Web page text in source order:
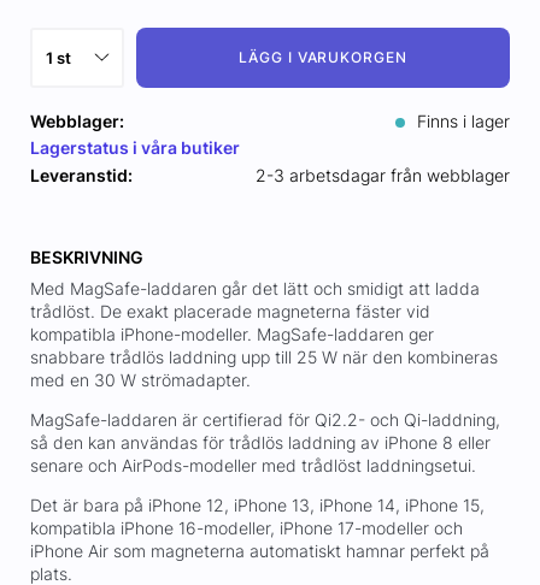
LÄGG I VARUKORGEN
Webblager:
Finns i lager
Lagerstatus i våra butiker
Leveranstid:
2-3 arbetsdagar från webblager
BESKRIVNING
Med MagSafe-laddaren går det lätt och smidigt att ladda
trådlöst. De exakt placerade magneterna fäster vid
kompatibla iPhone-modeller. MagSafe-laddaren ger
snabbare trådlös laddning upp till 25 W när den kombineras
med en 30 W strömadapter.
MagSafe-laddaren är certifierad för Qi2.2- och Qi-laddning,
så den kan användas för trådlös laddning av iPhone 8 eller
senare och AirPods-modeller med trådlöst laddningsetui.
Det är bara på iPhone 12, iPhone 13, iPhone 14, iPhone 15,
kompatibla iPhone 16-modeller, iPhone 17-modeller och
iPhone Air som magneterna automatiskt hamnar perfekt på
plats.